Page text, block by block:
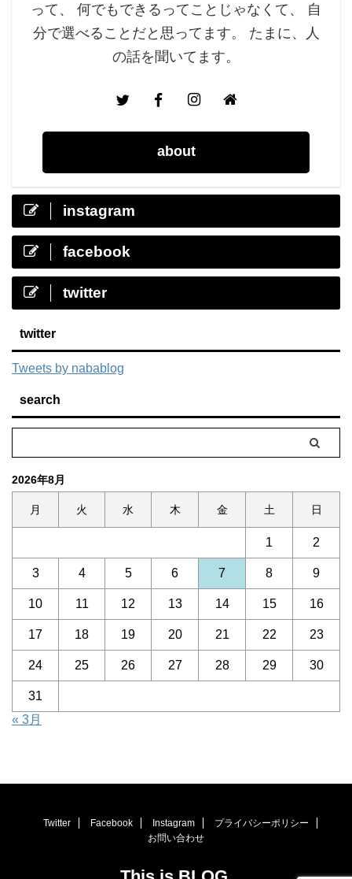
って、 何でもできるってことじゃなくて、 自
分で選べることだと思ってます。 たまに、人
の話を聞いてます。
about
instagram
facebook
twitter
twitter
Tweets by nabablog
search
2026年8月
月 火 水 木 金 土 日
1 2
3 4 5 6 7 8 9
10 11 12 13 14 15 16
17 18 19 20 21 22 23
24 25 26 27 28 29 30
31
« 3月
Twitter Facebook Instagram
プライバシーポリシー
お問い合わせ